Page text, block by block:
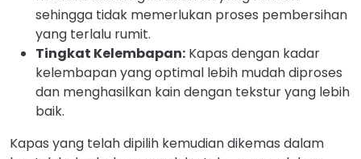
sehingga tidak memerlukan proses pembersihan
yang terlalu rumit.
Tingkat Kelembapan: Kapas dengan kadar
kelembapan yang optimal lebih mudah diproses
dan menghasilkan kain dengan tekstur yang lebih
baik.
Kapas yang telah dipilih kemudian dikemas dalam